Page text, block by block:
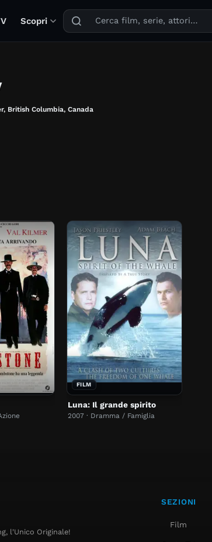
Scopri
Puoi cercare film, serie TV,
British Columbia, Canada
FILM
Luna: Il grande spirito
2007 · Dramma / Famiglia
l'Unico Originale!
SEZIONI
Film